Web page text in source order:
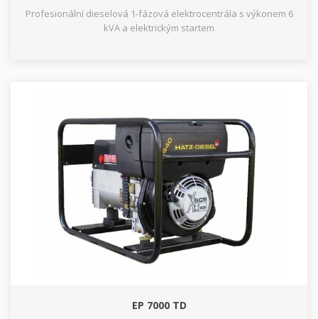
Profesionální dieselová 1-fázová elektrocentrála s výkonem 6
kVA a elektrickým startem
EP 7000 TD